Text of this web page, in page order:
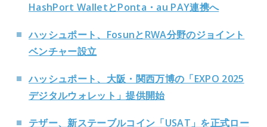
HashPort WalletとPonta・au PAY連携へ
ハッシュポート、FosunとRWA分野のジョイント
ベンチャー設立
ハッシュポート、大阪・関西万博の「EXPO 2025
デジタルウォレット」提供開始
テザー、新ステーブルコイン「USAT」を正式ロー